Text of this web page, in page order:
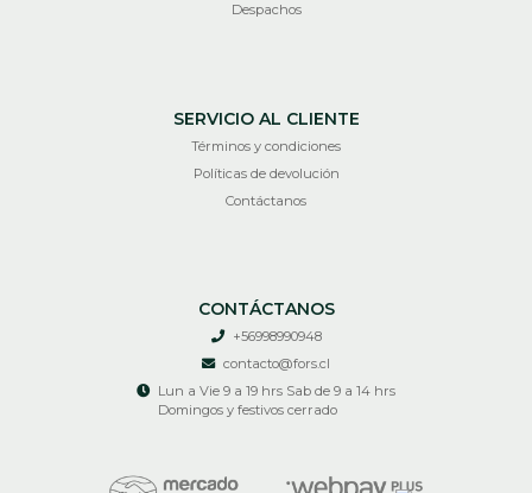
Despachos
SERVICIO AL CLIENTE
Términos y condiciones
Políticas de devolución
Contáctanos
CONTÁCTANOS
+56998990948
contacto@fors.cl
Lun a Vie 9 a 19 hrs Sab de 9 a 14 hrs
Domingos y festivos cerrado